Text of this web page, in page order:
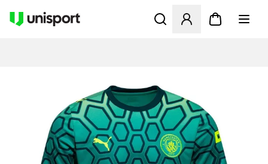
Åbner en Modal til at